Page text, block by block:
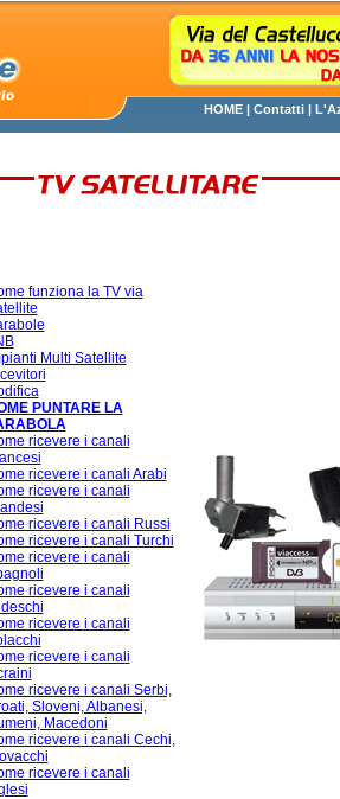
HOME | Contatti |
funziona la TV via
Multi Satellite
PUNTARE LA
ricevere i canali
ricevere i canali Arabi
ricevere i canali
ricevere i canali Russi
ricevere i canali Turchi
ricevere i canali
ricevere i canali
ricevere i canali
ricevere i canali
ricevere i canali Serbi,
Sloveni, Albanesi,
Macedoni
ricevere i canali Cechi,
ricevere i canali